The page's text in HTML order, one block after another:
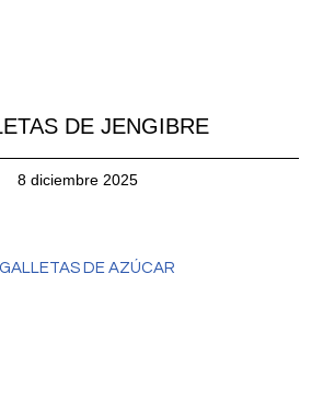
DE JENGIBRE
8 diciembre 2025